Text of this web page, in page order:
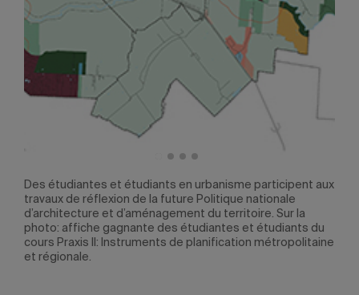
Des étudiantes et étudiants en urbanisme participent aux
travaux de réflexion de la future Politique nationale
d’architecture et d’aménagement du territoire. Sur la
photo: affiche gagnante des étudiantes et étudiants du
cours Praxis II: Instruments de planification métropolitaine
et régionale.